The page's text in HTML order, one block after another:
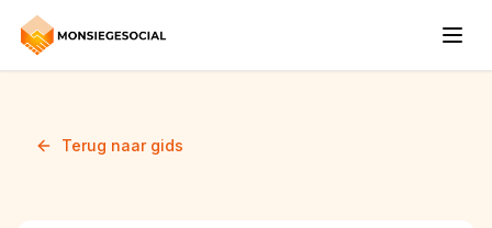
Terug naar gids